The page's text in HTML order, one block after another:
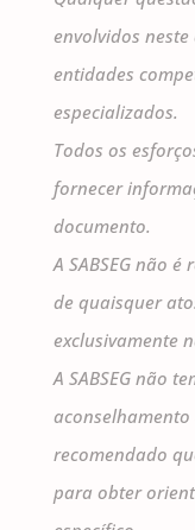
envolvidos
entidades
especializados.
Todos os
fornecer
documento.
A SABSEG não
de quaisquer
exclusivamente
A SABSEG não
recomendado
para obter